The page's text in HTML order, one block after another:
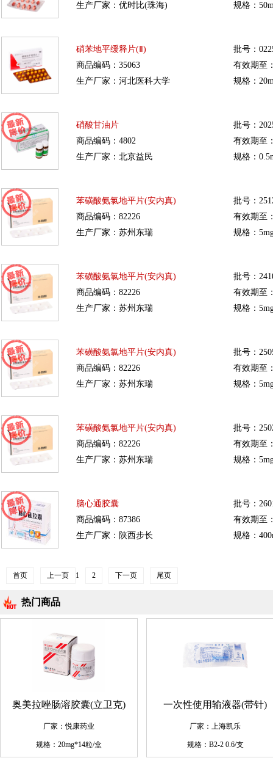
生产厂家：优时比(珠海)
规格：
硝苯地平缓释片(Ⅱ)
商品编码：35063
生产厂家：河北医科大学
批号：
有效期至
规格：
硝酸甘油片
商品编码：4802
生产厂家：北京益民
批号：
有效期至
规格：
苯磺酸氨氯地平片(安内真)
商品编码：82226
生产厂家：苏州东瑞
批号：
有效期至
规格：
苯磺酸氨氯地平片(安内真)
商品编码：82226
生产厂家：苏州东瑞
批号：
有效期至
规格：
苯磺酸氨氯地平片(安内真)
商品编码：82226
生产厂家：苏州东瑞
批号：
有效期至
规格：
苯磺酸氨氯地平片(安内真)
商品编码：82226
生产厂家：苏州东瑞
批号：
有效期至
规格：
脑心通胶囊
商品编码：87386
生产厂家：陕西步长
批号：
有效期至
规格：
首页 上一页 1 2 下一页 尾页
热门商品
奥美拉唑肠溶胶囊(立卫克)
厂家：悦康药业
规格：20mg*14粒/盒
一次性使用输液器(带针)
厂家：上海凯乐
规格：B2-2 0.6/支